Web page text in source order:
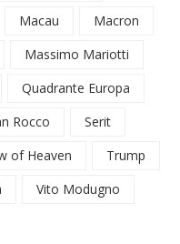
Macau
Macron
Massimo Mariotti
Quadrante Europa
Rocco
Serit
of Heaven
Trump
Vito Modugno